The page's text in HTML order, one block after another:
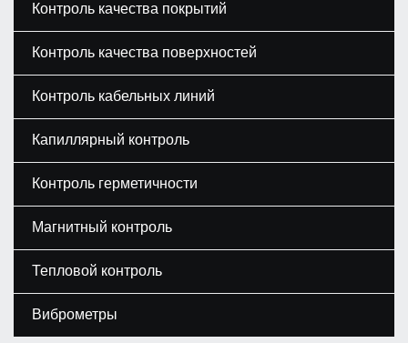
Контроль качества покрытий
Контроль качества поверхностей
Контроль кабельных линий
Капиллярный контроль
Контроль герметичности
Магнитный контроль
Тепловой контроль
Виброметры